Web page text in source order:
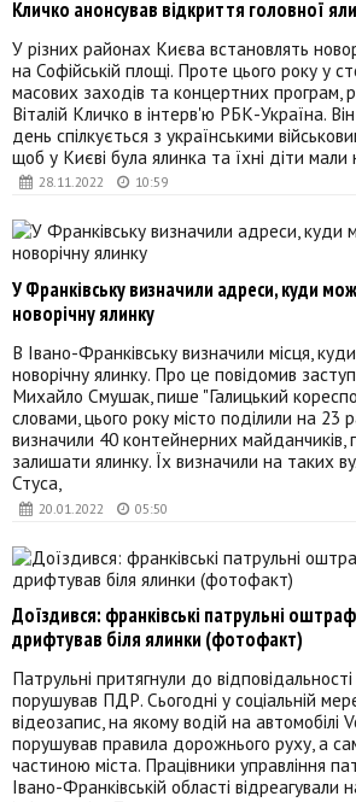
28.11.2022 10:59
Кличко анонсував відкриття головної
У різних районах Києва встановлять
на Софійській площі. Проте цього року у
масових заходів та концертних програм,
Віталій Кличко в інтерв'ю РБК-Україна.
день спілкується з українськими
щоб у Києві була ялинка та їхні діти мали
20.01.2022 05:50
У Франківську визначили адреси, куди
новорічну ялинку
В Івано-Франківську визначили місця,
новорічну ялинку. Про це повідомив
Михайло Смушак, пише "Галицький
словами, цього року місто поділили на 23
визначили 40 контейнерних
залишати ялинку. Їх визначили на таких
Стуса,
Доїздився: франківські патрульні
дрифтував біля ялинки (фотофакт)
Патрульні притягнули до
порушував ПДР. Сьогодні у соціальній
відеозапис, на якому водій на автомобілі
порушував правила дорожнього руху, а
частиною міста. Працівники управління
Івано-Франківській області відреагували